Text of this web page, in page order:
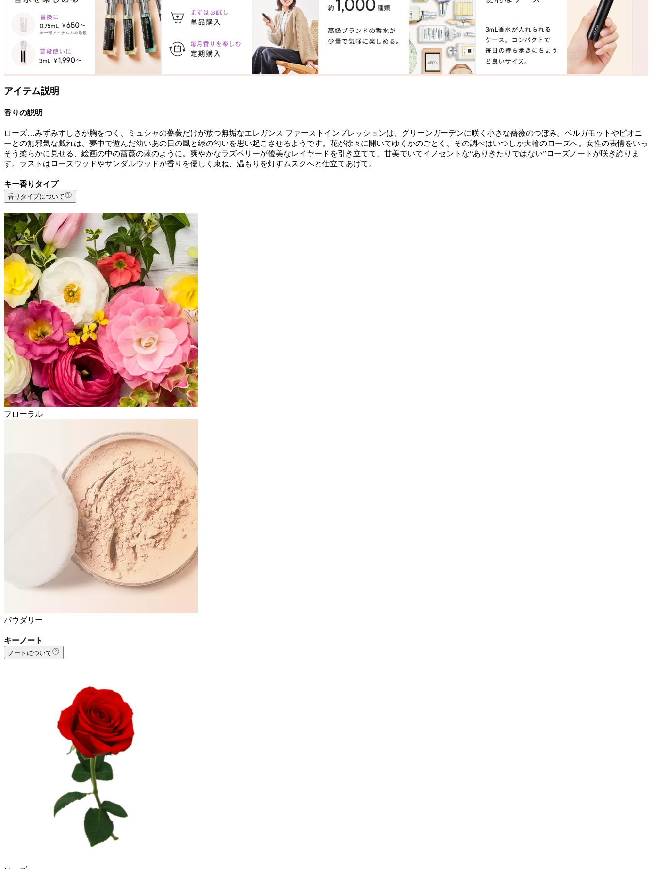
アイテム説明
香りの説明
ローズ…みずみずしさが胸をつく、ミュシャの薔薇だけが放つ無垢なエレガンス ファーストインプレッションは、グリーンガーデンに咲く小さな薔薇のつぼみ。ベルガモットやピオニ
ーとの無邪気な戯れは、夢中で遊んだ幼いあの日の風と緑の匂いを思い起こさせるようです。花が徐々に開いてゆくかのごとく、その調べはいつしか大輪のローズへ。女性の表情をいっ
そう柔らかに見せる、絵画の中の薔薇の棘のように。爽やかなラズベリーが優美なレイヤードを引き立てて、甘美でいてイノセントな“ありきたりではない”ローズノートが咲き誇りま
す。ラストはローズウッドやサンダルウッドが香りを優しく束ね、温もりを灯すムスクへと仕立てあげて。
キー香りタイプ
香りタイプについて
フローラル
パウダリー
キーノート
ノートについて